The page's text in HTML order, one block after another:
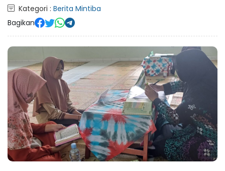
Kategori : Berita Mintiba
Bagikan